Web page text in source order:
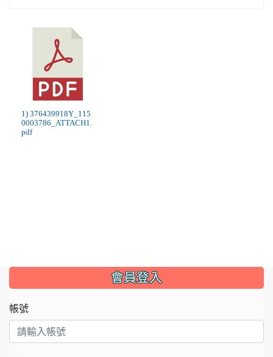
1) 376439918Y_115
0003786_ATTACH1.
pdf
::: 會員登入
帳號